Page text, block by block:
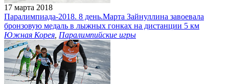
17 марта 2018
Паралимпиада-2018. 8 день.Марта Зайнуллина завоевала
бронзовую медаль в лыжных гонках на дистанции 5 км
Южная Корея Паралимпийские игры